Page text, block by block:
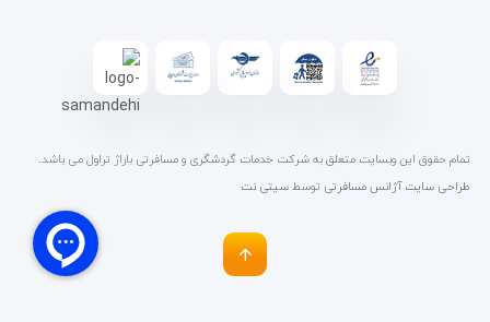
تمام حقوق این وبسایت متعلق به شرکت خدمات گردشگری و مسافرتی باراژ تراول می باشد.
طراحی سایت آژانس مسافرتی توسط سیتی نت